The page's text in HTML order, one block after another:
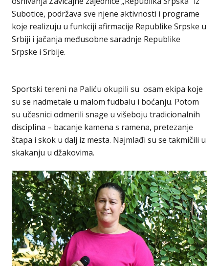
Subotice, podržava sve njene aktivnosti i programe
koje realizuju u funkciji afirmacije Republike Srpske u
Srbiji i jačanja međusobne saradnje Republike
Srpske i Srbije.
Sportski tereni na Paliću okupili su osam ekipa koje
su se nadmetale u malom fudbalu i boćanju. Potom
su učesnici odmerili snage u višeboju tradicionalnih
disciplina – bacanje kamena s ramena, pretezanje
štapa i skok u dalj iz mesta. Najmlađi su se takmičili u
skakanju u džakovima.